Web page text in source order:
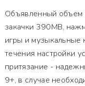
Объявленный объем
закачки 390MB,
игры и музыкальные
течения настройки
притязание -
9+, в случае